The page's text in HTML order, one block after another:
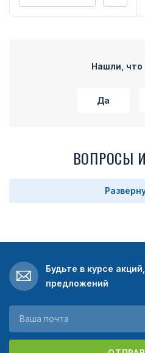
Нашли, что
Да
ВОПРОСЫ
Будьте в курсе
предложений